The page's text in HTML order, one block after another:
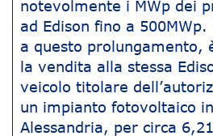
notevolmente i MWp dei
ad Edison fino a
a questo prolungamento,
la vendita alla stessa
veicolo titolare
un impianto fotovoltaico
Alessandria, per circa